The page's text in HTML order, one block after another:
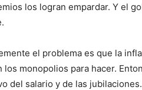
los logran empardar. Y el
el problema es que la
los monopolios para hacer.
del salario y de las